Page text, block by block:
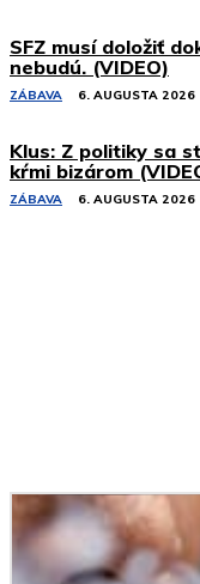
SFZ musí doložiť
nebudú. (VIDEO)
ZÁBAVA 6. AUGUSTA 2026
Klus: Z politiky sa
kŕmi bizárom
ZÁBAVA 6. AUGUSTA 2026